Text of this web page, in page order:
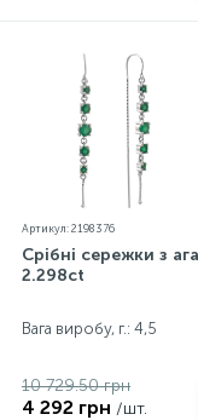
Артикул: 2198376
Срібні сережки з
2.298ct
Вага виробу, г.: 4,5
10 729.50 грн
4 292 грн /шт.